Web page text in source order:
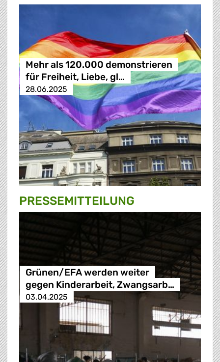
Mehr als 120.000 demonstrieren
für Freiheit, Liebe, gl…
28.06.2025
PRESSE­MITTEILUNG
Grünen/EFA werden weiter
gegen Kinderarbeit, Zwangsarb…
03.04.2025